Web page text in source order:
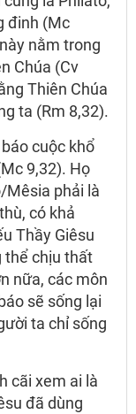
đinh (Mc
nằm trong
Chúa (Cv
Thiên Chúa
ta (Rm 8,32).
cuộc khổ
9,32). Họ
Mêsia phải là
có khả
Thầy Giêsu
thể chịu thất
nữa, các môn
sẽ sống lại
ta chỉ sống
cãi xem ai là
đã dùng